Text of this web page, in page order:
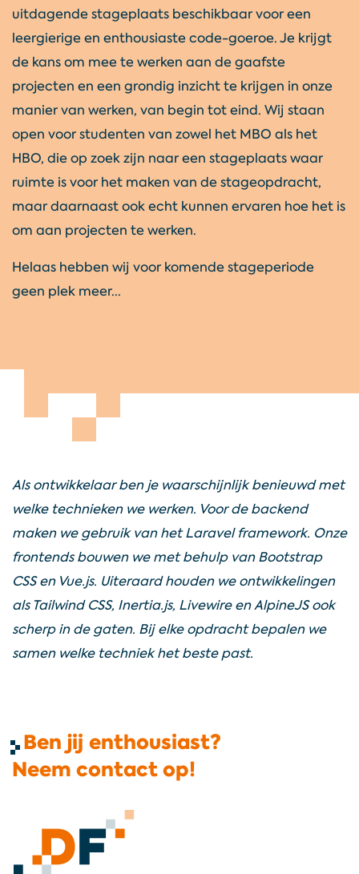
uitdagende stageplaats beschikbaar voor een
leergierige en enthousiaste code-goeroe. Je krijgt
de kans om mee te werken aan de gaafste
projecten en een grondig inzicht te krijgen in onze
manier van werken, van begin tot eind. Wij staan
open voor studenten van zowel het MBO als het
HBO, die op zoek zijn naar een stageplaats waar
ruimte is voor het maken van de stageopdracht,
maar daarnaast ook echt kunnen ervaren hoe het is
om aan projecten te werken.
Helaas hebben wij voor komende stageperiode
geen plek meer...
Als ontwikkelaar ben je waarschijnlijk benieuwd met
welke technieken we werken. Voor de backend
maken we gebruik van het Laravel framework. Onze
frontends bouwen we met behulp van Bootstrap
CSS en Vue.js. Uiteraard houden we ontwikkelingen
als Tailwind CSS, Inertia.js, Livewire en AlpineJS ook
scherp in de gaten. Bij elke opdracht bepalen we
samen welke techniek het beste past.
Ben jij enthousiast?
Neem contact op!